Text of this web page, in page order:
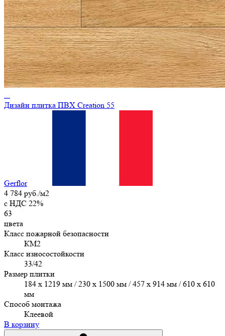
...
Дизайн плитка ПВХ Creation 55
Gerflor
4 784 руб./м2
c НДС 22%
63
цвета
Класс пожарной безопасности
КМ2
Класс износостойкости
33/42
Размер плитки
184 x 1219 мм / 230 x 1500 мм / 457 х 914 мм / 610 x 610
мм
Способ монтажа
Клеевой
В корзину